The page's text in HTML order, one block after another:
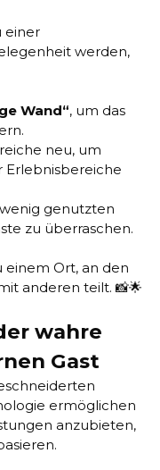
einer
werden,
Wand“, um das
neu, um
Erlebnisbereiche
genutzten
zu überraschen.
einem Ort, an den
anderen teilt. 📸🌟
wahre
Gast
ermöglichen
anzubieten,